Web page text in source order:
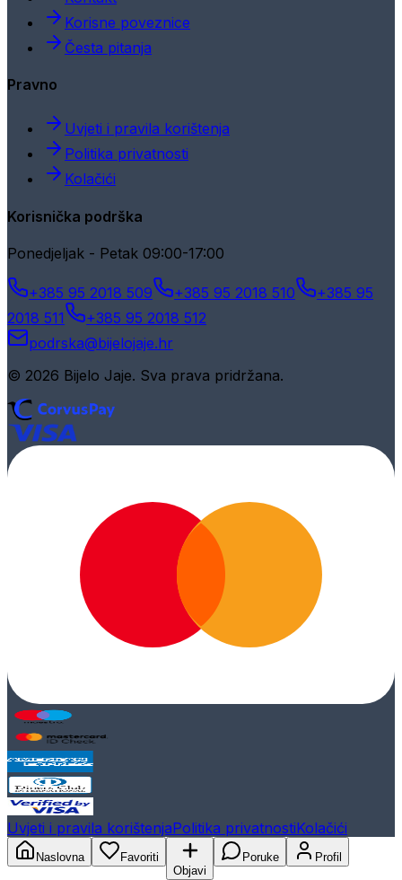
Korisne poveznice
Česta pitanja
Pravno
Uvjeti i pravila korištenja
Politika privatnosti
Kolačići
Korisnička podrška
Ponedjeljak - Petak 09:00-17:00
+385 95 2018 509 +385 95 2018 510
+385 95
2018 511
+385 95 2018 512
podrska@bijelojaje.hr
© 2026 Bijelo Jaje. Sva prava pridržana.
Uvjeti i pravila korištenjaPolitika privatnostiKolačići
Naslovna
Favoriti
Objavi
Poruke Profil